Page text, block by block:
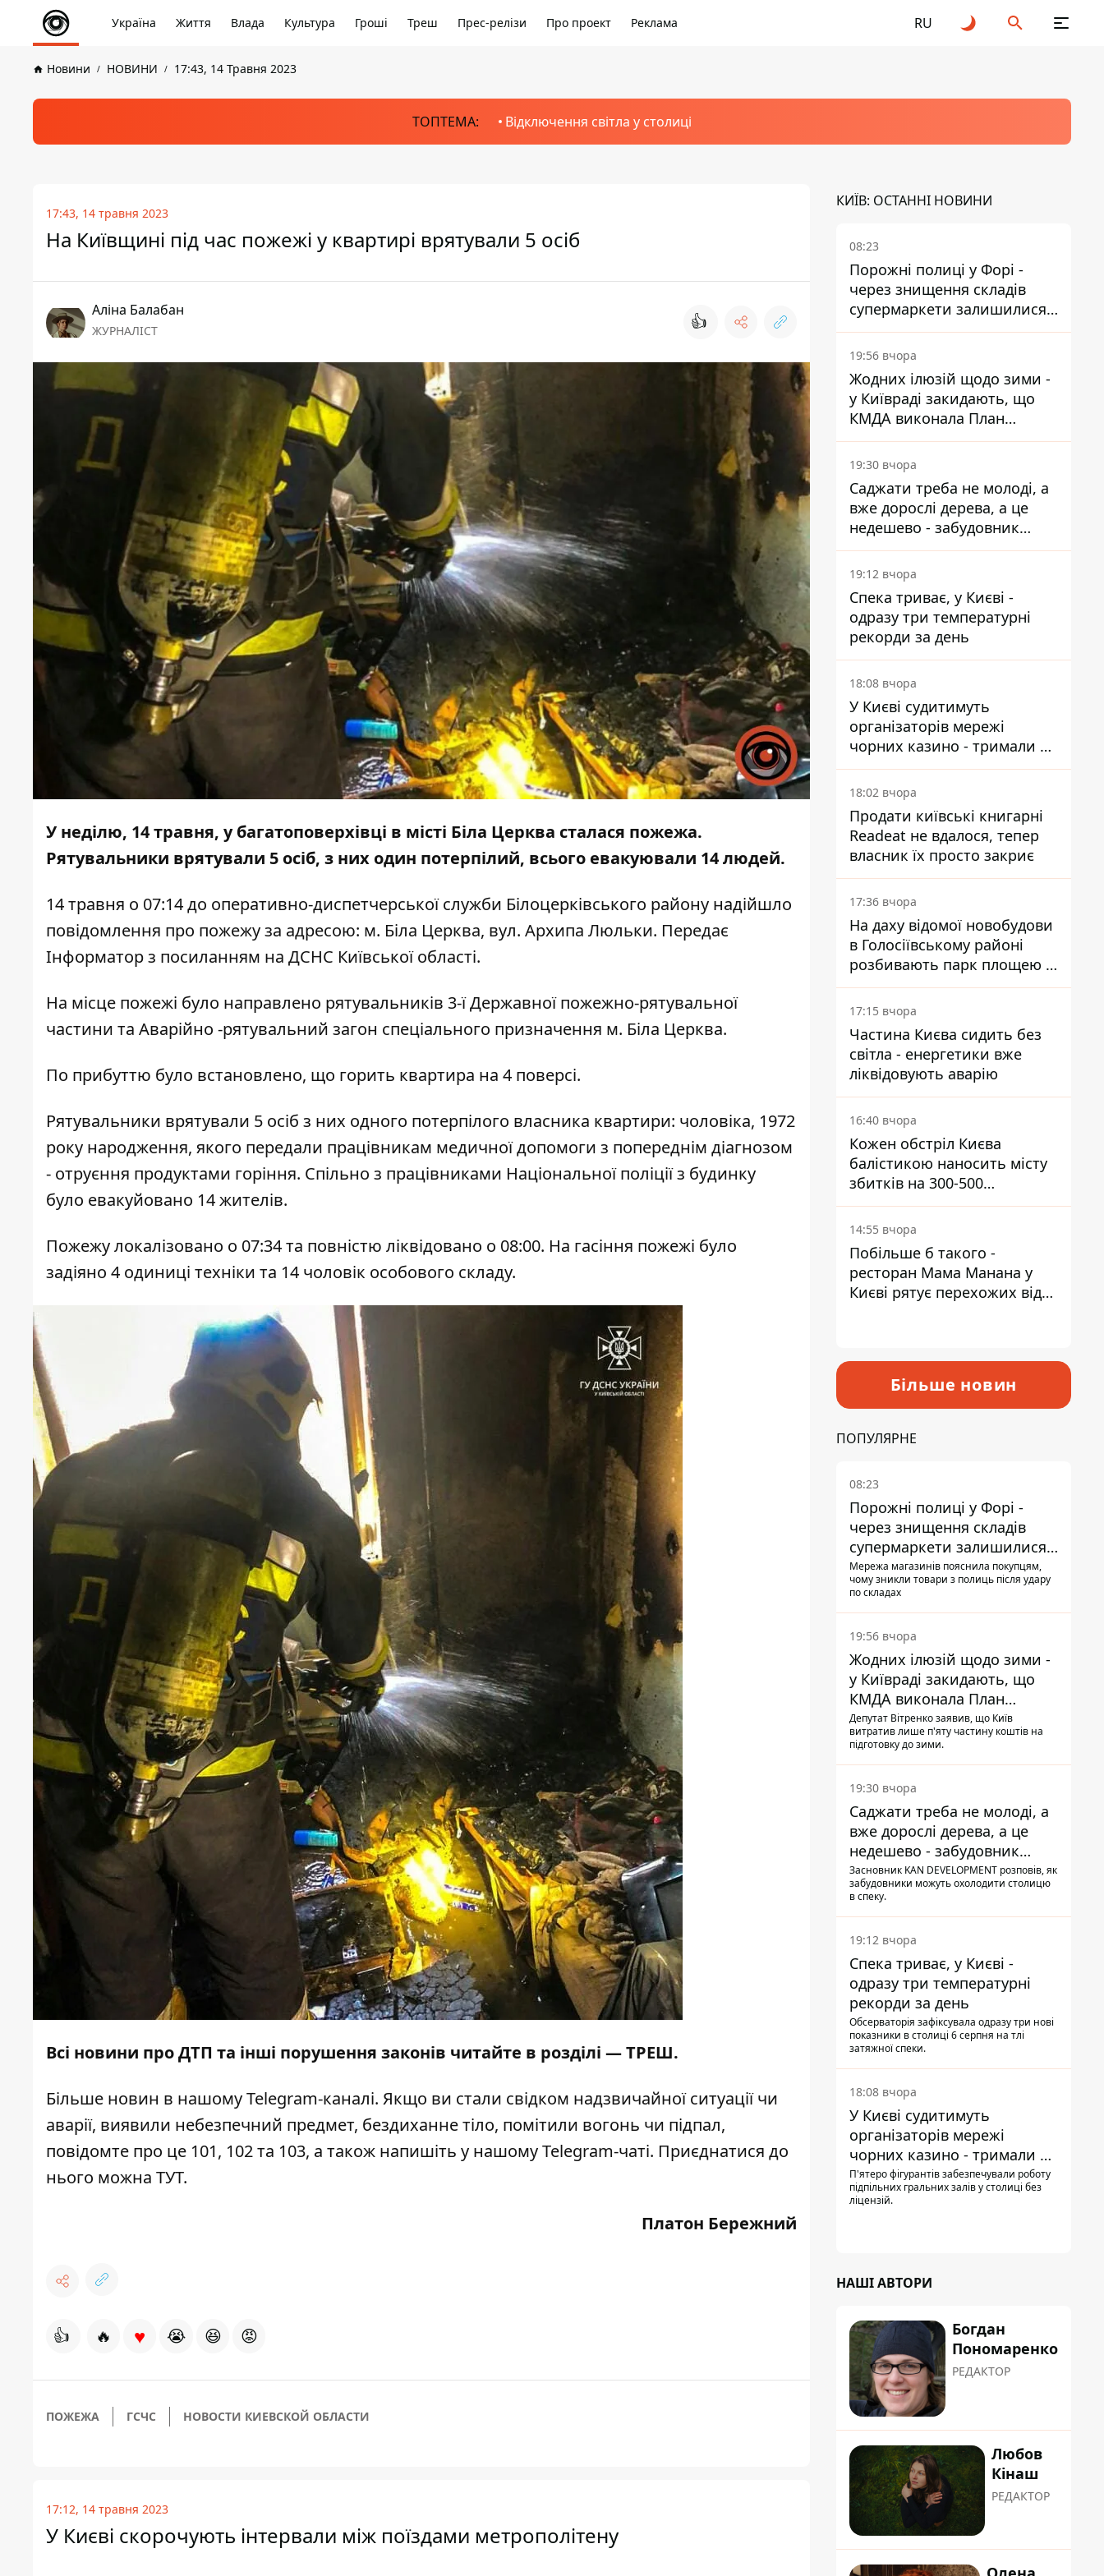
Україна Життя Влада Культура Гроші Треш Прес-релізи Про проект Реклама RU
Новини НОВИНИ 17:43, 14 Травня 2023
ТОПТЕМА: Відключення світла у столиці
17:43, 14 травня 2023
На Київщині під час пожежі у квартирі врятували 5 осіб
Аліна Балабан
ЖУРНАЛІСТ 👍
У неділю, 14 травня, у багатоповерхівці в місті Біла Церква сталася пожежа.
Рятувальники врятували 5 осіб, з них один потерпілий, всього евакуювали 14 людей.
14 травня о 07:14 до оперативно-диспетчерської служби Білоцерківського району надійшло
повідомлення про пожежу за адресою: м. Біла Церква, вул. Архипа Люльки. Передає
Інформаторз посиланням на ДСНС Київської області.
На місце пожежі було направлено рятувальників 3-ї Державної пожежно-рятувальної
частини та Аварійно -рятувальний загон спеціального призначення м. Біла Церква.
По прибуттю було встановлено, що горить квартира на 4 поверсі.
Рятувальники врятували 5 осіб з них одного потерпілого власника квартири: чоловіка, 1972
року народження, якого передали працівникам медичної допомоги з попереднім діагнозом
- отруєння продуктами горіння. Спільно з працівниками Національної поліції з будинку
було евакуйовано 14 жителів.
Пожежу локалізовано о 07:34 та повністю ліквідовано о 08:00. На гасіння пожежі було
задіяно 4 одиниці техніки та 14 чоловік особового складу.
Всі новини про ДТП та інші порушення законів читайте в розділі —ТРЕШ.
Більше новин в нашомуTelegram-каналі. Якщо ви стали свідком надзвичайної ситуації чи
аварії, виявили небезпечний предмет, бездиханне тіло, помітили вогонь чи підпал,
повідомте про це 101, 102 та 103, а також напишіть у нашому Telegram-чаті. Приєднатися до
нього можна ТУТ.
Платон Бережний
👍 🔥 ♥ 😭 😆 😡
ПОЖЕЖА ГСЧС НОВОСТИ КИЕВСКОЙ ОБЛАСТИ
17:12, 14 травня 2023
У Києві скорочують інтервали між поїздами метрополітену
КИЇВ: ОСТАННІ НОВИНИ
08:23
Порожні полиці у Форі -
через знищення складів
супермаркети залишилися
без асортименту
19:56 вчора
Жодних ілюзій щодо зими -
у Київраді закидають, що
КМДА виконала План
стійкості на 20%
19:30 вчора
Саджати треба не молоді, а
вже дорослі дерева, а це
недешево - забудовник
Ніконов
19:12 вчора
Спека триває, у Києві -
одразу три температурні
рекорди за день
18:08 вчора
У Києві судитимуть
організаторів мережі
чорних казино - тримали 39
закладів
18:02 вчора
Продати київські книгарні
Readeat не вдалося, тепер
власник їх просто закриє
17:36 вчора
На даху відомої новобудови
в Голосіївському районі
розбивають парк площею в
гектар
17:15 вчора
Частина Києва сидить без
світла - енергетики вже
ліквідовують аварію
16:40 вчора
Кожен обстріл Києва
балістикою наносить місту
збитків на 300-500
мільйонів - Петро
Пантелеєв
14:55 вчора
Побільше б такого -
ресторан Мама Манана у
Києві рятує перехожих від
Більше новин
ПОПУЛЯРНЕ
08:23
Порожні полиці у Форі -
через знищення складів
супермаркети залишилися
без асортименту
Мережа магазинів пояснила покупцям,
чому зникли товари з полиць після удару
по складах
19:56 вчора
Жодних ілюзій щодо зими -
у Київраді закидають, що
КМДА виконала План
стійкості на 20%
Депутат Вітренко заявив, що Київ
витратив лише п'яту частину коштів на
підготовку до зими.
19:30 вчора
Саджати треба не молоді, а
вже дорослі дерева, а це
недешево - забудовник
Ніконов
Засновник KAN DEVELOPMENT розповів, як
забудовники можуть охолодити столицю
в спеку.
19:12 вчора
Спека триває, у Києві -
одразу три температурні
рекорди за день
Обсерваторія зафіксувала одразу три нові
показники в столиці 6 серпня на тлі
затяжної спеки.
18:08 вчора
У Києві судитимуть
організаторів мережі
чорних казино - тримали 39
закладів
П'ятеро фігурантів забезпечували роботу
підпільних гральних залів у столиці без
ліцензій.
НАШІ АВТОРИ
Богдан
Пономаренко
РЕДАКТОР
Любов
Кінаш
РЕДАКТОР